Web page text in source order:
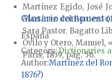
Martínez Egido, José
Martínez del Romero
Sara Pastor. Bagatto
Ovilo y Otero, Manuel,
París, 1859, pág. 56.
Glosario
España
Category:Dictionaries
Author Martínez del
1876?)